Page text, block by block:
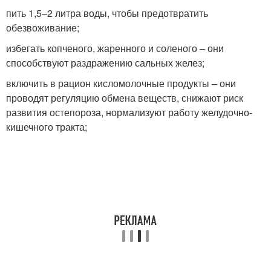
пить 1,5–2 литра воды, чтобы предотвратить
обезвоживание;
избегать копченого, жаренного и соленого – они
способствуют раздражению сальных желез;
включить в рацион кисломолочные продукты – они
проводят регуляцию обмена веществ, снижают риск
развития остепороза, нормализуют работу желудочно-
кишечного тракта;